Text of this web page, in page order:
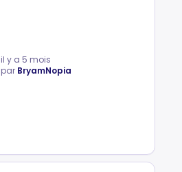
il y a 5 mois
par BryamNopia